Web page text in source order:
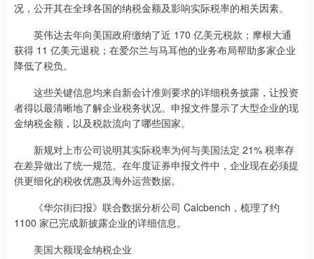
况，公开其在全球各国的纳税金额及影响实际税率的相关因素。
英伟达去年向美国政府缴纳了近 170 亿美元税款；摩根大通
获得 11 亿美元退税；在爱尔兰与马耳他的业务布局帮助多家企业
降低了税负。
这些关键信息均来自新会计准则要求的详细税务披露，让投资
者得以最清晰地了解企业税务状况。申报文件显示了大型企业的现
金纳税金额，以及税款流向了哪些国家。
新规对上市公司说明其实际税率为何与美国法定 21% 税率存
在差异做出了统一规范。在年度证券申报文件中，企业现在必须提
供更细化的税收优惠及海外运营数据。
《华尔街曰报》联合数据分析公司 Calcbench，梳理了约
1100 家已完成新披露企业的详细信息。
美国大额现金纳税企业